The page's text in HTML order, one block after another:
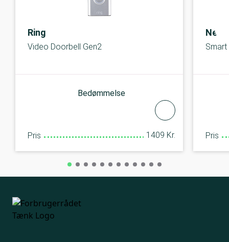
Ring
Video Doorbell Gen2
Bedømmelse
Pris 1409 Kr. Pris